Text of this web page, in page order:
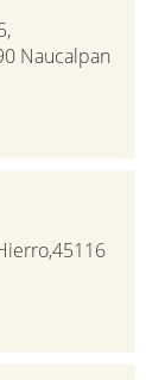
Naucalpan